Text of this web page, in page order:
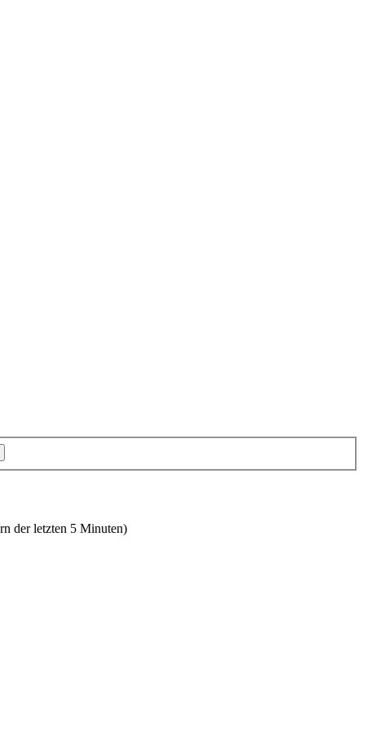
der letzten 5 Minuten)